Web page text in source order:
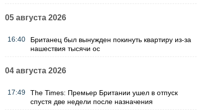
05 августа 2026
16:40
Британец был вынужден покинуть квартиру из-за
нашествия тысячи ос
04 августа 2026
17:49
The Times: Премьер Британии ушел в отпуск
спустя две недели после назначения